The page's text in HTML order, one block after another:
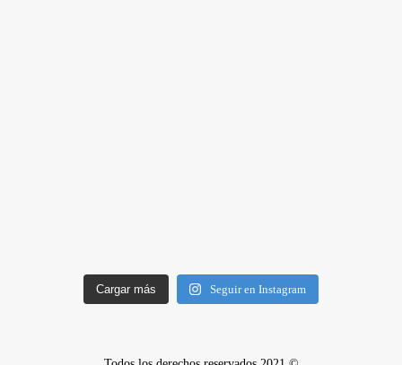
Cargar más Seguir en Instagram